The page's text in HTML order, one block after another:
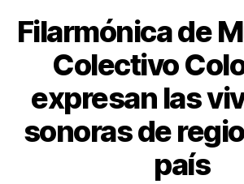
Filarmónica de
Colectivo
expresan las
sonoras de
país